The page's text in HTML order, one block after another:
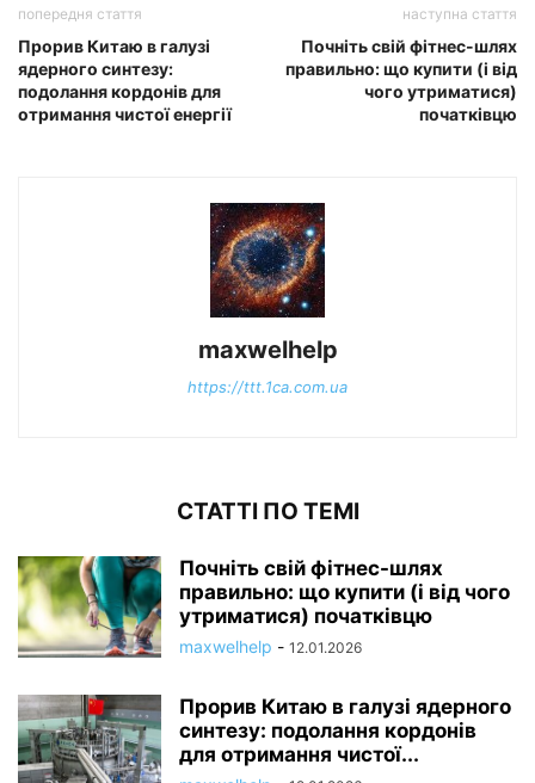
попередня стаття
Прорив Китаю в галузі
ядерного синтезу:
подолання кордонів для
отримання чистої енергії
наступна стаття
Почніть свій фітнес-шлях
правильно: що купити (і від
чого утриматися)
початківцю
maxwelhelp
https://ttt.1ca.com.ua
СТАТТІ ПО ТЕМІ
Почніть свій фітнес-шлях
правильно: що купити (і від чого
утриматися) початківцю
maxwelhelp - 12.01.2026
Прорив Китаю в галузі ядерного
синтезу: подолання кордонів
для отримання чистої...